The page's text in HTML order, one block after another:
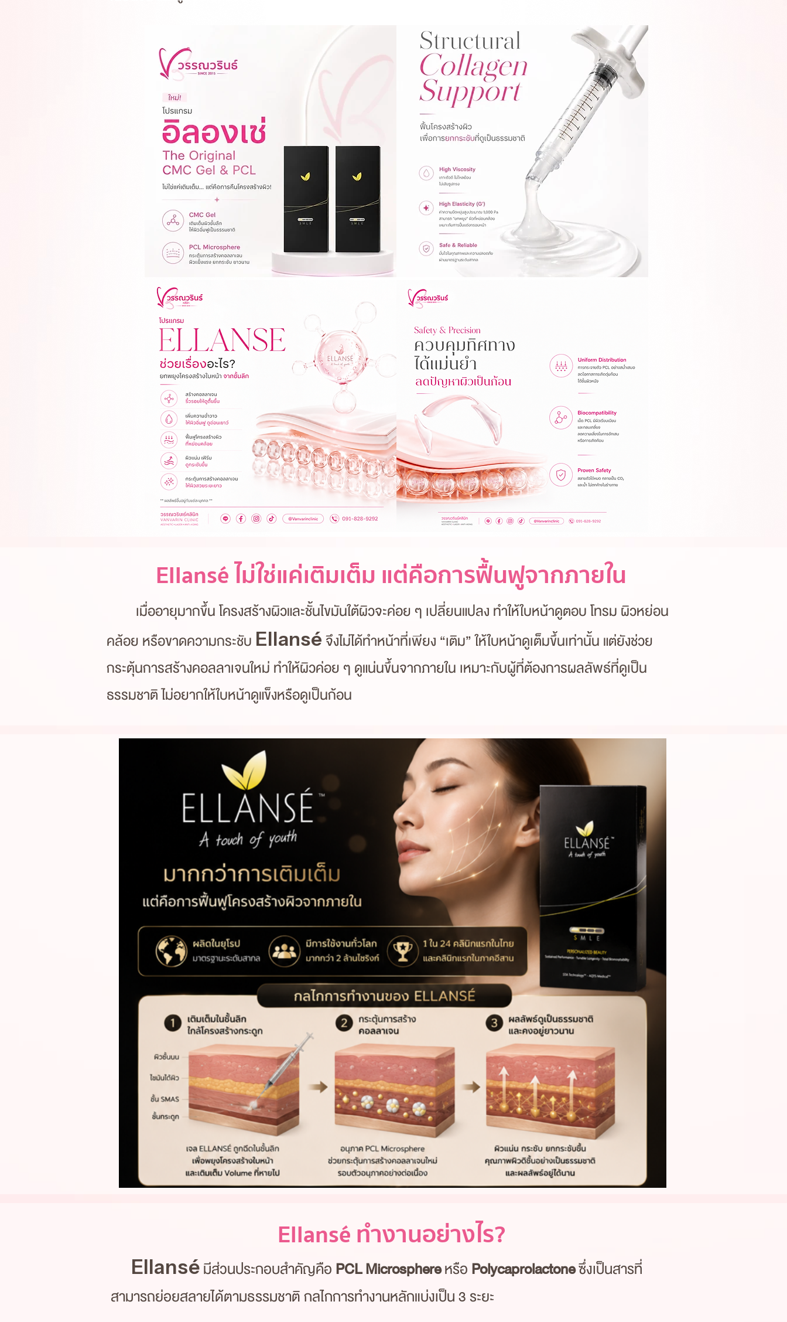
Ellansé ไม่ใช่แค่เติมเต็ม แต่คือการฟื้นฟูจากภายใน
เมื่ออายุมากขึ้น โครงสร้างผิวและชั้นไขมันใต้ผิวจะค่อย ๆ เปลี่ยนแปลง ทำให้ใบหน้าดูตอบ โทรม ผิวหย่อน
คล้อย หรือขาดความกระชับ Ellanséจึงไม่ได้ทำหน้าที่เพียง “เติม” ให้ใบหน้าดูเต็มขึ้นเท่านั้น แต่ยังช่วย
กระตุ้นการสร้างคอลลาเจนใหม่ ทำให้ผิวค่อย ๆ ดูแน่นขึ้นจากภายใน เหมาะกับผู้ที่ต้องการผลลัพธ์ที่ดูเป็น
ธรรมชาติ ไม่อยากให้ใบหน้าดูแข็งหรือดูเป็นก้อน
Ellansé ทำงานอย่างไร?
Ellanséมีส่วนประกอบสำคัญคือ PCL Microsphereหรือ Polycaprolactoneซึ่งเป็นสารที่
สามารถย่อยสลายได้ตามธรรมชาติ กลไกการทำงานหลักแบ่งเป็น 3 ระยะ